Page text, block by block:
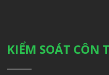
KIỂM SOÁT CÔN